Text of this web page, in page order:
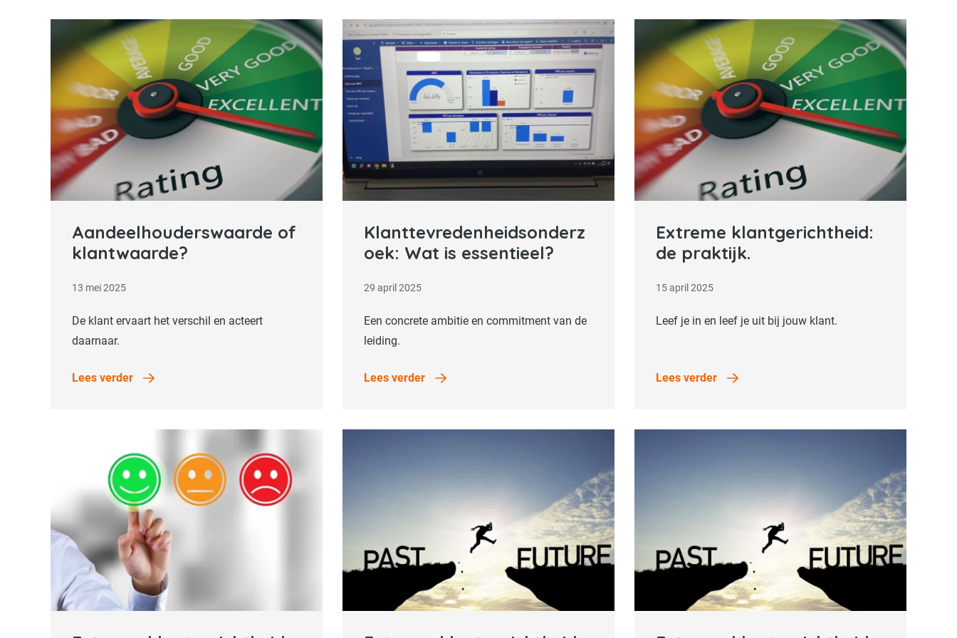
Lees verder
Aandeelhouderswaarde of
klantwaarde?
13 mei 2025
De klant ervaart het verschil en acteert
daarnaar.
Lees verder
Lees verder
Klanttevredenheidsonderz
oek: Wat is essentieel?
29 april 2025
Een concrete ambitie en commitment van de
leiding.
Lees verder
Lees verder
Extreme klantgerichtheid:
de praktijk.
15 april 2025
Leef je in en leef je uit bij jouw klant.
Lees verder